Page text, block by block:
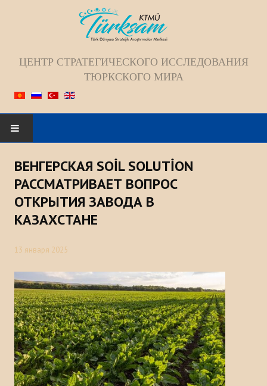
ЦЕНТР СТРАТЕГИЧЕСКОГО ИССЛЕДОВАНИЯ
ТЮРКСКОГО МИРА
Искать...
ГЛАВНАЯ
О НАС
История
МЕРОПРИЯТИЯ
НОВОСТИ
Казакстан
ВЕНГЕРСКАЯ SOİL SOLUTİON
РАССМАТРИВАЕТ ВОПРОС
ОТКРЫТИЯ ЗАВОДА В
КАЗАХСТАНЕ
13 января 2025